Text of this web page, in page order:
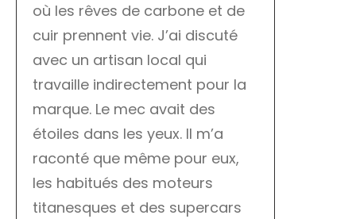
où les rêves de carbone et de
cuir prennent vie. J’ai discuté
avec un artisan local qui
travaille indirectement pour la
marque. Le mec avait des
étoiles dans les yeux. Il m’a
raconté que même pour eux,
les habitués des moteurs
titanesques et des supercars